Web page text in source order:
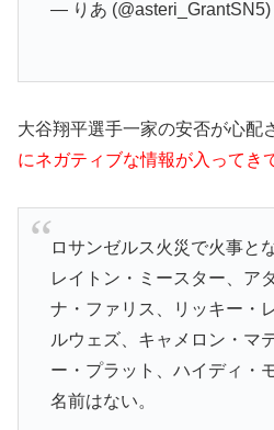
— りあ (@asteri_GrantSN5)
大谷翔平選手一家の安否が心配
にネガティブな情報が入ってき
ロサンゼルス火災で火事と
レイトン・ミースター、ア
ナ・ファリス、リッキー・
ルウェズ、キャメロン・マ
ー・プラット、ハイディ
名前はない。